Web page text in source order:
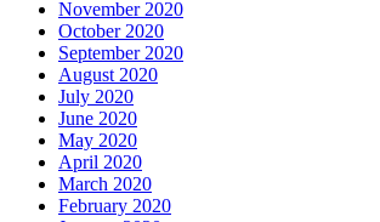
November 2020
October 2020
September 2020
August 2020
July 2020
June 2020
May 2020
April 2020
March 2020
February 2020